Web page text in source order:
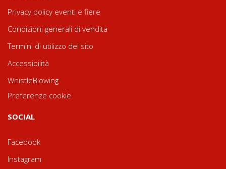
Privacy policy eventi e fiere
Condizioni generali di vendita
Termini di utilizzo del sito
Accessibilità
WhistleBlowing
Preferenze cookie
SOCIAL
Facebook
Instagram